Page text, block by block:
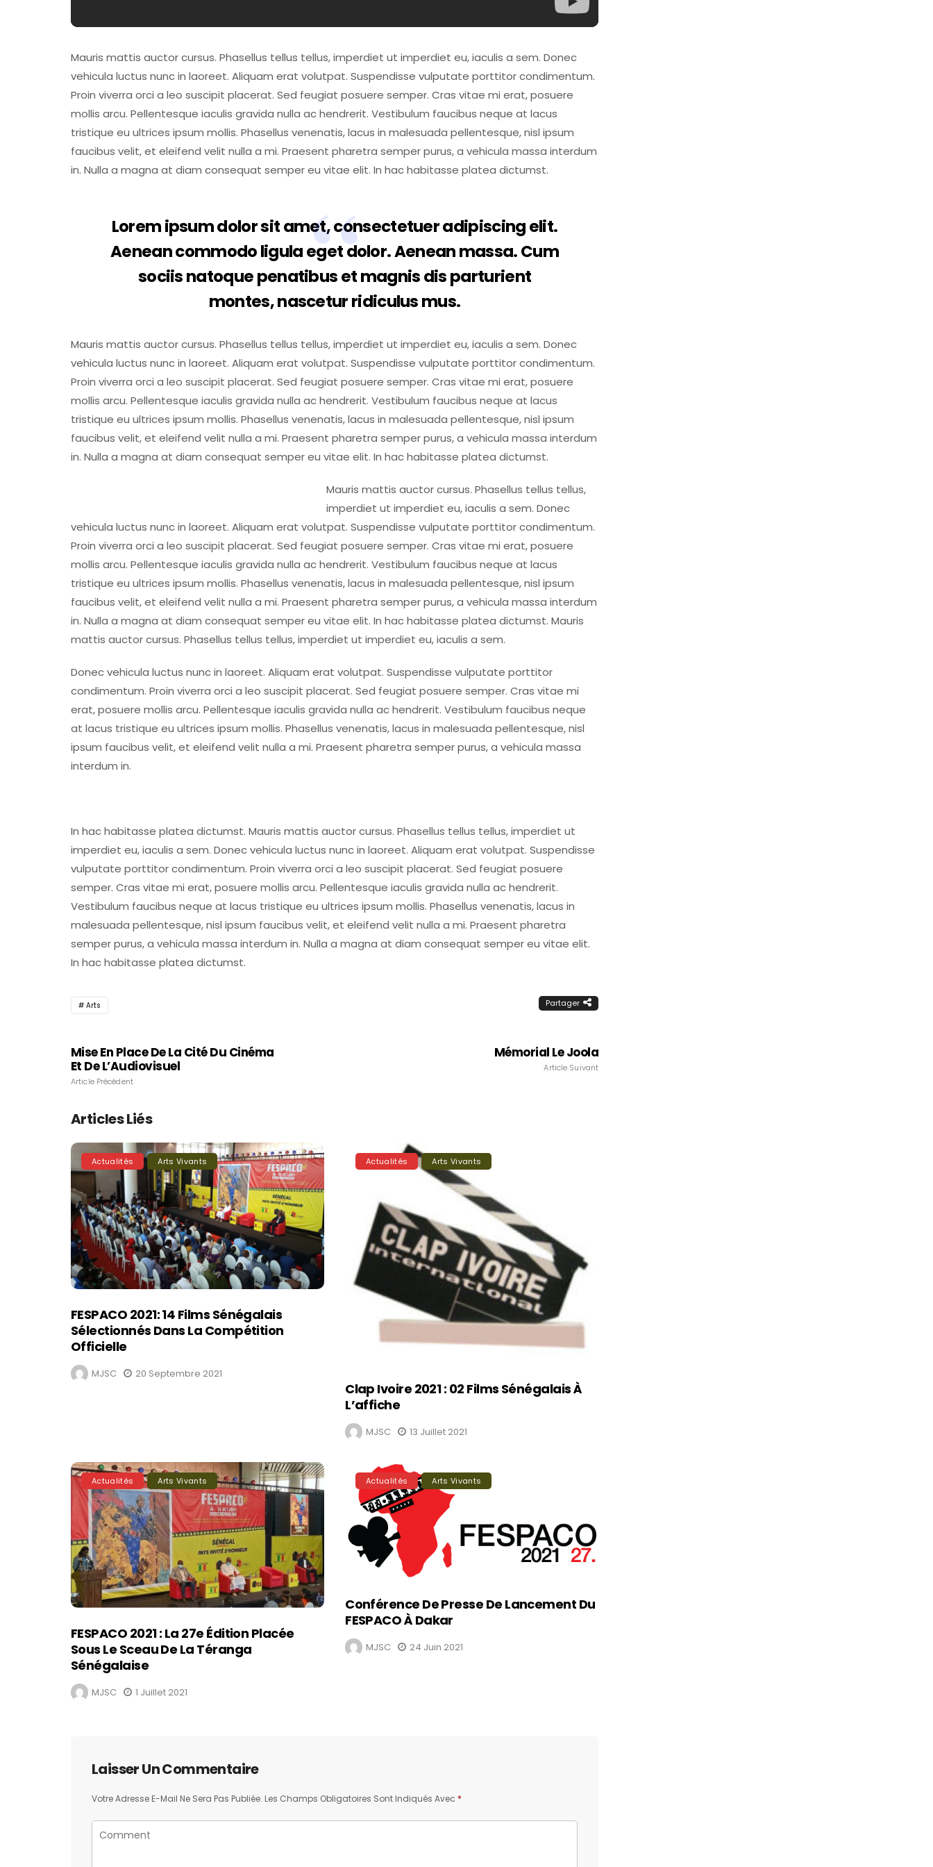
Mauris mattis auctor cursus. Phasellus tellus tellus, imperdiet ut imperdiet eu, iaculis a sem. Donec
vehicula luctus nunc in laoreet. Aliquam erat volutpat. Suspendisse vulputate porttitor condimentum.
Proin viverra orci a leo suscipit placerat. Sed feugiat posuere semper. Cras vitae mi erat, posuere
mollis arcu. Pellentesque iaculis gravida nulla ac hendrerit. Vestibulum faucibus neque at lacus
tristique eu ultrices ipsum mollis. Phasellus venenatis, lacus in malesuada pellentesque, nisl ipsum
faucibus velit, et eleifend velit nulla a mi. Praesent pharetra semper purus, a vehicula massa interdum
in. Nulla a magna at diam consequat semper eu vitae elit. In hac habitasse platea dictumst.
Lorem ipsum dolor sit amet, consectetuer adipiscing elit.
Aenean commodo ligula eget dolor. Aenean massa. Cum
sociis natoque penatibus et magnis dis parturient
montes, nascetur ridiculus mus.
Mauris mattis auctor cursus. Phasellus tellus tellus, imperdiet ut imperdiet eu, iaculis a sem. Donec
vehicula luctus nunc in laoreet. Aliquam erat volutpat. Suspendisse vulputate porttitor condimentum.
Proin viverra orci a leo suscipit placerat. Sed feugiat posuere semper. Cras vitae mi erat, posuere
mollis arcu. Pellentesque iaculis gravida nulla ac hendrerit. Vestibulum faucibus neque at lacus
tristique eu ultrices ipsum mollis. Phasellus venenatis, lacus in malesuada pellentesque, nisl ipsum
faucibus velit, et eleifend velit nulla a mi. Praesent pharetra semper purus, a vehicula massa interdum
in. Nulla a magna at diam consequat semper eu vitae elit. In hac habitasse platea dictumst.
Mauris mattis auctor cursus. Phasellus tellus tellus,
imperdiet ut imperdiet eu, iaculis a sem. Donec
vehicula luctus nunc in laoreet. Aliquam erat volutpat. Suspendisse vulputate porttitor condimentum.
Proin viverra orci a leo suscipit placerat. Sed feugiat posuere semper. Cras vitae mi erat, posuere
mollis arcu. Pellentesque iaculis gravida nulla ac hendrerit. Vestibulum faucibus neque at lacus
tristique eu ultrices ipsum mollis. Phasellus venenatis, lacus in malesuada pellentesque, nisl ipsum
faucibus velit, et eleifend velit nulla a mi. Praesent pharetra semper purus, a vehicula massa interdum
in. Nulla a magna at diam consequat semper eu vitae elit. In hac habitasse platea dictumst. Mauris
mattis auctor cursus. Phasellus tellus tellus, imperdiet ut imperdiet eu, iaculis a sem.
Donec vehicula luctus nunc in laoreet. Aliquam erat volutpat. Suspendisse vulputate porttitor
condimentum. Proin viverra orci a leo suscipit placerat. Sed feugiat posuere semper. Cras vitae mi
erat, posuere mollis arcu. Pellentesque iaculis gravida nulla ac hendrerit. Vestibulum faucibus neque
at lacus tristique eu ultrices ipsum mollis. Phasellus venenatis, lacus in malesuada pellentesque, nisl
ipsum faucibus velit, et eleifend velit nulla a mi. Praesent pharetra semper purus, a vehicula massa
interdum in.
In hac habitasse platea dictumst. Mauris mattis auctor cursus. Phasellus tellus tellus, imperdiet ut
imperdiet eu, iaculis a sem. Donec vehicula luctus nunc in laoreet. Aliquam erat volutpat. Suspendisse
vulputate porttitor condimentum. Proin viverra orci a leo suscipit placerat. Sed feugiat posuere
semper. Cras vitae mi erat, posuere mollis arcu. Pellentesque iaculis gravida nulla ac hendrerit.
Vestibulum faucibus neque at lacus tristique eu ultrices ipsum mollis. Phasellus venenatis, lacus in
malesuada pellentesque, nisl ipsum faucibus velit, et eleifend velit nulla a mi. Praesent pharetra
semper purus, a vehicula massa interdum in. Nulla a magna at diam consequat semper eu vitae elit.
In hac habitasse platea dictumst.
Arts Partager
Mise En Place De La Cité Du Cinéma
Et De L’Audiovisuel
Article Précédent
Mémorial Le Joola
Article Suivant
Articles Liés
Actualités Arts Vivants
FESPACO 2021: 14 Films Sénégalais
Sélectionnés Dans La Compétition
Officielle
MJSC 20 Septembre 2021
Actualités Arts Vivants
Clap Ivoire 2021 : 02 Films Sénégalais À
L’affiche
MJSC 13 Juillet 2021
Actualités Arts Vivants
FESPACO 2021 : La 27e Édition Placée
Sous Le Sceau De La Téranga
Sénégalaise
MJSC 1 Juillet 2021
Actualités Arts Vivants
Conférence De Presse De Lancement Du
FESPACO À Dakar
MJSC 24 Juin 2021
Laisser Un Commentaire
Votre Adresse E-Mail Ne Sera Pas Publiée. Les Champs Obligatoires Sont Indiqués Avec *